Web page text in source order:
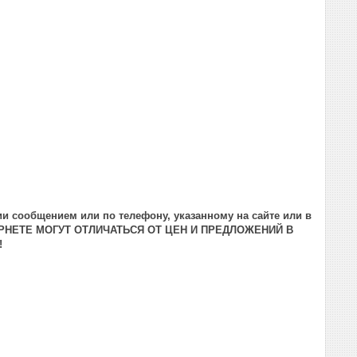
сообщением или по телефону, указанному на сайте или в
МОГУТ ОТЛИЧАТЬСЯ ОТ ЦЕН И ПРЕДЛОЖЕНИЙ В